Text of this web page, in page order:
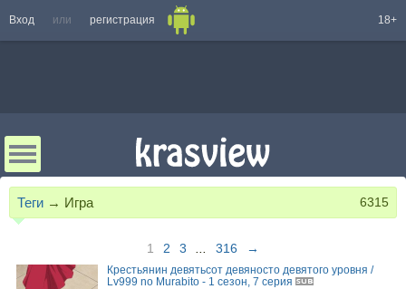
Вход или регистрация 18+
Теги → Игра 6315
1 2 3 316 →
Крестьянин девятьсот девяносто девятого уровня /
Lv999 no Murabito - 1 сезон, 7 серия